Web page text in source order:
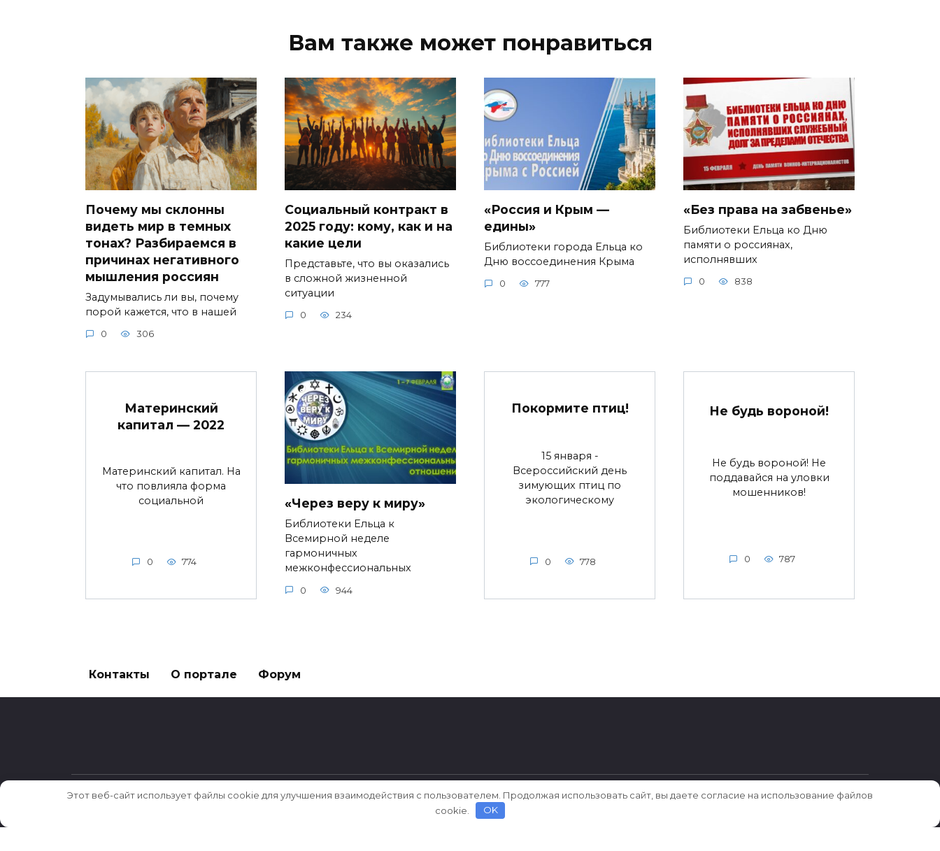
Вам также может понравиться
Почему мы склонны
видеть мир в темных
тонах? Разбираемся в
причинах негативного
мышления россиян
Задумывались ли вы, почему
порой кажется, что в нашей
0 306
Социальный контракт в
2025 году: кому, как и на
какие цели
Представьте, что вы оказались
в сложной жизненной
ситуации
0 234
«Россия и Крым —
едины»
Библиотеки города Ельца ко
Дню воссоединения Крыма
0 777
«Без права на забвенье»
Библиотеки Ельца ко Дню
памяти о россиянах,
исполнявших
0 838
Материнский
капитал — 2022
Материнский капитал. На
что повлияла форма
социальной
0 774
«Через веру к миру»
Библиотеки Ельца к
Всемирной неделе
гармоничных
межконфессиональных
0 944
Покормите птиц!
15 января -
Всероссийский день
зимующих птиц по
экологическому
0 778
Не будь вороной!
Не будь вороной! Не
поддавайся на уловки
мошенников!
0 787
Контакты О портале Форум
Этот веб-сайт использует файлы cookie для улучшения взаимодействия с пользователем. Продолжая использовать сайт, вы даете согласие на использование файлов
cookie.
OK